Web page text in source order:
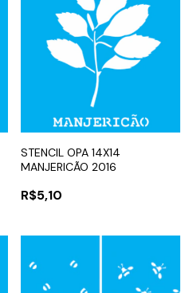
STENCIL OPA 14X14
MANJERICÃO 2016
R$5,10